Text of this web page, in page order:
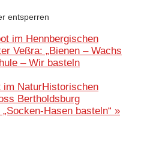
entsperren
im Hennbergischen
Veßra: „Bienen – Wachs
– Wir basteln
im NaturHistorischen
Bertholdsburg
Hasen basteln“ »